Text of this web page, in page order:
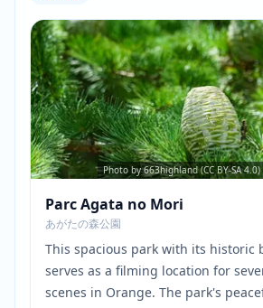
Photo by 663highland (CC BY-SA
Parc Agata no Mori
あがたの森公園
This spacious park with its historic
serves as a filming location for
scenes in Orange. The park's